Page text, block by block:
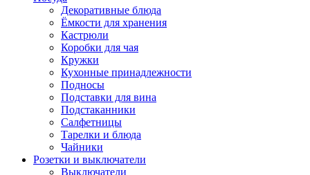
Декоративные блюда
Ёмкости для хранения
Кастрюли
Коробки для чая
Кружки
Кухонные принадлежности
Подносы
Подставки для вина
Подстаканники
Салфетницы
Тарелки и блюда
Чайники
Розетки и выключатели
Выключатели